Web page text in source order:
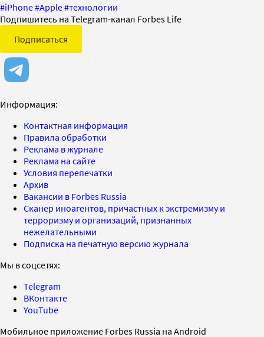
#iPhone#Apple#технологии
Подпишитесь на Telegram-канал Forbes Life
Подписаться
Информация:
Контактная информация
Правила обработки
Реклама в журнале
Реклама на сайте
Условия перепечатки
Архив
Вакансии в Forbes Russia
Сканер иноагентов, причастных к экстремизму и
терроризму и организаций, признанных
нежелательными
Подписка на печатную версию журнала
Мы в соцсетях:
Telegram
ВКонтакте
YouTube
Мобильное приложение Forbes Russia на Android